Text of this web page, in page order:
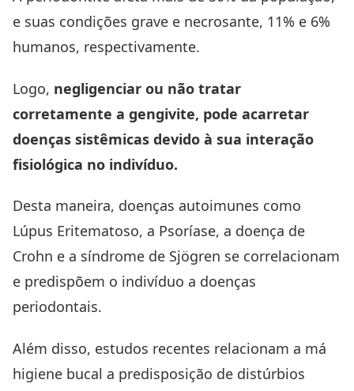
e suas condições grave e necrosante, 11% e 6%
humanos, respectivamente.
Logo, negligenciar ou não tratar
corretamente a gengivite, pode acarretar
doenças sistêmicas devido à sua interação
fisiológica no indivíduo.
Desta maneira, doenças autoimunes como
Lúpus Eritematoso, a Psoríase, a doença de
Crohn e a síndrome de Sjögren se correlacionam
e predispõem o indivíduo a doenças
periodontais.
Além disso, estudos recentes relacionam a má
higiene bucal a predisposição de distúrbios